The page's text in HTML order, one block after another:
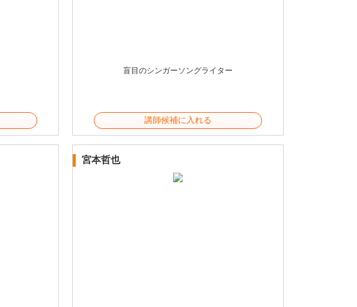
盲目のシンガーソングライター
講師候補に入れる
宮本哲也